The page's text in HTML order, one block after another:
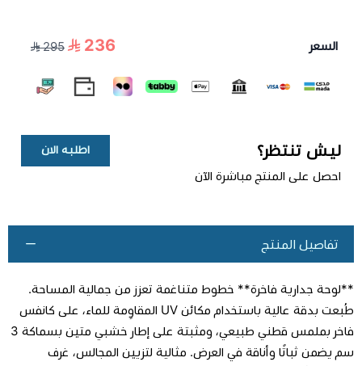
السعر 236
295
ليش تنتظر؟
احصل على المنتج مباشرة الآن
اطلبه الان
اطلب المنتج
تفاصيل المنتج
**لوحة جدارية فاخرة** خطوط متناغمة تعزز من جمالية المساحة.
طُبعت بدقة عالية باستخدام مكائن UV المقاوِمة للماء، على كانفس
فاخر بملمس قطني طبيعي، ومثبتة على إطار خشبي متين بسماكة 3
سم يضمن ثباتًا وأناقة في العرض. مثالية لتزيين المجالس، غرف